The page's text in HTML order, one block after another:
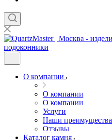
О компании
О компании
О компании
Услуги
Наши преимущества
Отзывы
Каталог камня